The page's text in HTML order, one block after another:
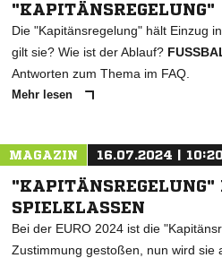
"KAPITÄNSREGELUNG"
Die "Kapitänsregelung" hält Einzug
gilt sie? Wie ist der Ablauf?
Antworten zum Thema im FAQ.
Mehr lesen
MAGAZIN 16.07.2024 | 10:20
SPIELKLASSEN
Bei der EURO 2024 ist die
Zustimmung gestoßen, nun wird sie